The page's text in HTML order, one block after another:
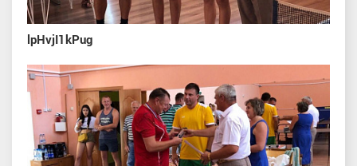
lpHvjI1kPug